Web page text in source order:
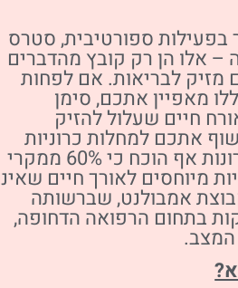
בפעילות ספורטיבית, סטרס
– אלו הן רק קובץ מהדברים
מזיק לבריאות. אם לפחות
מאפיין אתכם, סימן
חיים שעלול להזיק
אתכם למחלות כרוניות
שונות. בשנים האחרונות אף הוכח כי 60% ממקרי
מיוחסים לאורך חיים
אמבולנט, שברשותה
בתחום הרפואה הדחופה,